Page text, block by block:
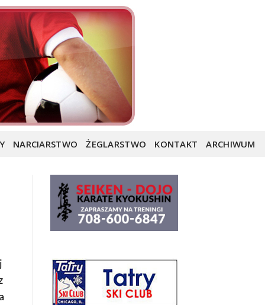
NARCIARSTWO ŻEGLARSTWO KONTAKT ARCHIWUM